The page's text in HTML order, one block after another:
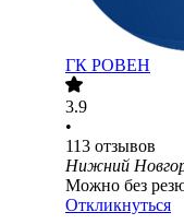
ГК РОВЕН
3.9
•
113 отзывов
Нижний
Можно без
Откликнуться